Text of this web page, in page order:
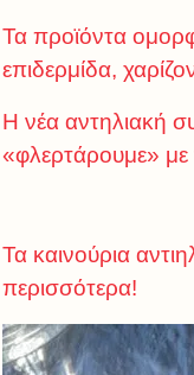
Τα προϊόντα
επιδερμίδα,
Η νέα αντηλιακή
«φλερτάρουμε» με
Τα καινούρια
περισσότερα!